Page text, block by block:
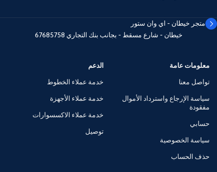
متجر خيطان - اي وان ستور
خيطان - شارع مسقط - بجانب بنك التجاري 67685758
معلومات عامة
تواصل معنا
سياسة الإرجاع واسترداد الأموال
مفقودة
حسابي
سياسة الخصوصية
حذف الحساب
الدعم
خدمة عملاء الخطوط
خدمة عملاء الأجهزة
خدمة عملاء الاكسسوارات
توصيل